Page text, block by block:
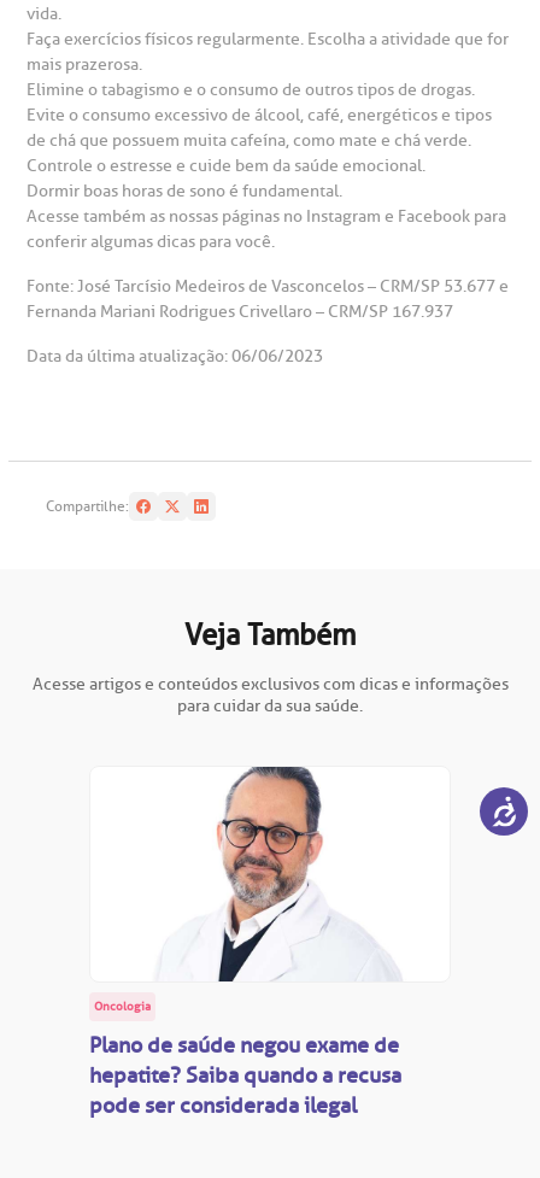
vida.
Faça exercícios físicos regularmente. Escolha a atividade que for
mais prazerosa.
Elimine o tabagismo e o consumo de outros tipos de drogas.
Evite o consumo excessivo de álcool, café, energéticos e tipos
de chá que possuem muita cafeína, como mate e chá verde.
Controle o estresse e cuide bem da saúde emocional.
Dormir boas horas de sono é fundamental.
Acesse também as nossas páginas no Instagram e Facebook para
conferir algumas dicas para você.
Fonte: José Tarcísio Medeiros de Vasconcelos – CRM/SP 53.677 e
Fernanda Mariani Rodrigues Crivellaro – CRM/SP 167.937
Data da última atualização: 06/06/2023
Compartilhe:
Veja Também
Acesse artigos e conteúdos exclusivos com dicas e informações
para cuidar da sua saúde.
Oncologia
Plano de saúde negou exame de
hepatite? Saiba quando a recusa
pode ser considerada ilegal